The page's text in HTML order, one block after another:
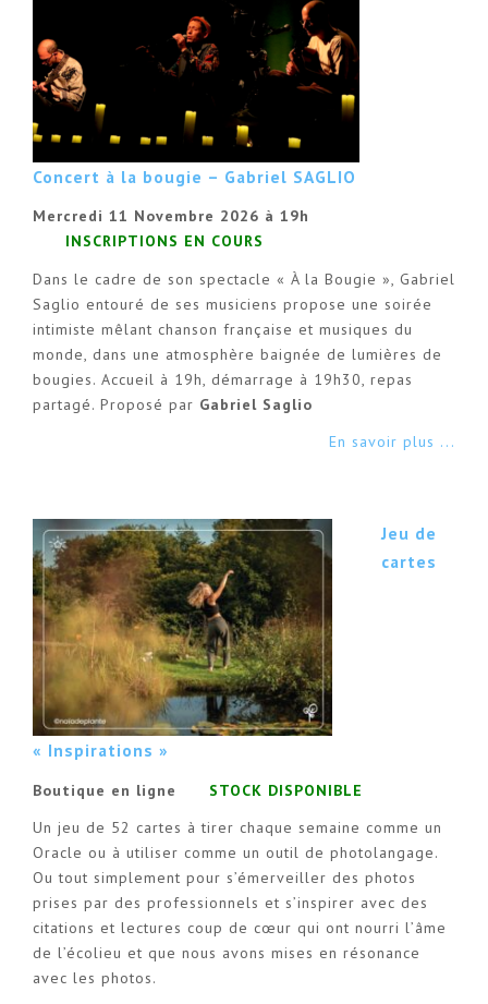
Concert à la bougie – Gabriel SAGLIO
Mercredi 11 Novembre 2026 à 19h
INSCRIPTIONS EN COURS
Dans le cadre de son spectacle « À la Bougie », Gabriel
Saglio entouré de ses musiciens propose une soirée
intimiste mêlant chanson française et musiques du
monde, dans une atmosphère baignée de lumières de
bougies. Accueil à 19h, démarrage à 19h30, repas
partagé. Proposé par Gabriel Saglio
En savoir plus ...
Jeu de
cartes
« Inspirations »
Boutique en ligne
STOCK DISPONIBLE
Un jeu de 52 cartes à tirer chaque semaine comme un
Oracle ou à utiliser comme un outil de photolangage.
Ou tout simplement pour s’émerveiller des photos
prises par des professionnels et s’inspirer avec des
citations et lectures coup de cœur qui ont nourri l’âme
de l’écolieu et que nous avons mises en résonance
avec les photos.